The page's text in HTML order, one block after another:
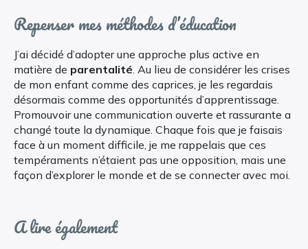
Repenser mes méthodes d’éducation
J’ai décidé d’adopter une approche plus active en
matière de parentalité . Au lieu de considérer les crises
de mon enfant comme des caprices, je les regardais
désormais comme des opportunités d’apprentissage.
Promouvoir une communication ouverte et rassurante a
changé toute la dynamique. Chaque fois que je faisais
face à un moment difficile, je me rappelais que ces
tempéraments n’étaient pas une opposition, mais une
façon d’explorer le monde et de se connecter avec moi.
A lire également